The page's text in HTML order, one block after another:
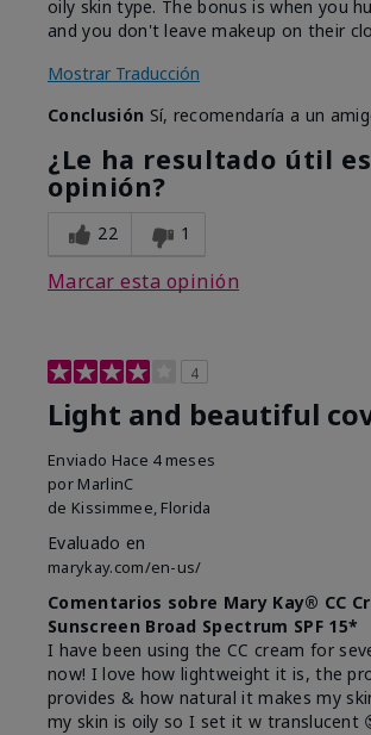
oily skin type. The bonus is when you
and you don't leave makeup on their
Mostrar Traducción
Conclusión Sí, recomendaría a un
¿Le ha resultado útil
opinión?
22 1
Marcar esta opinión
4
Light and beautiful
Enviado Hace 4 meses
por MarlinC
de Kissimmee, Florida
Evaluado en
marykay.com/en-us/
Comentarios sobre Mary Kay® CC
Sunscreen Broad Spectrum SPF 15*
I have been using the CC cream for
now! I love how lightweight it is, the
provides & how natural it makes my
my skin is oily so I set it w translucent